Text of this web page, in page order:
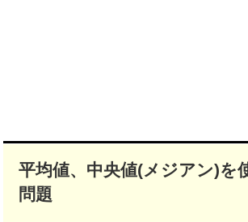
平均値、中央値(メジアン)を
問題